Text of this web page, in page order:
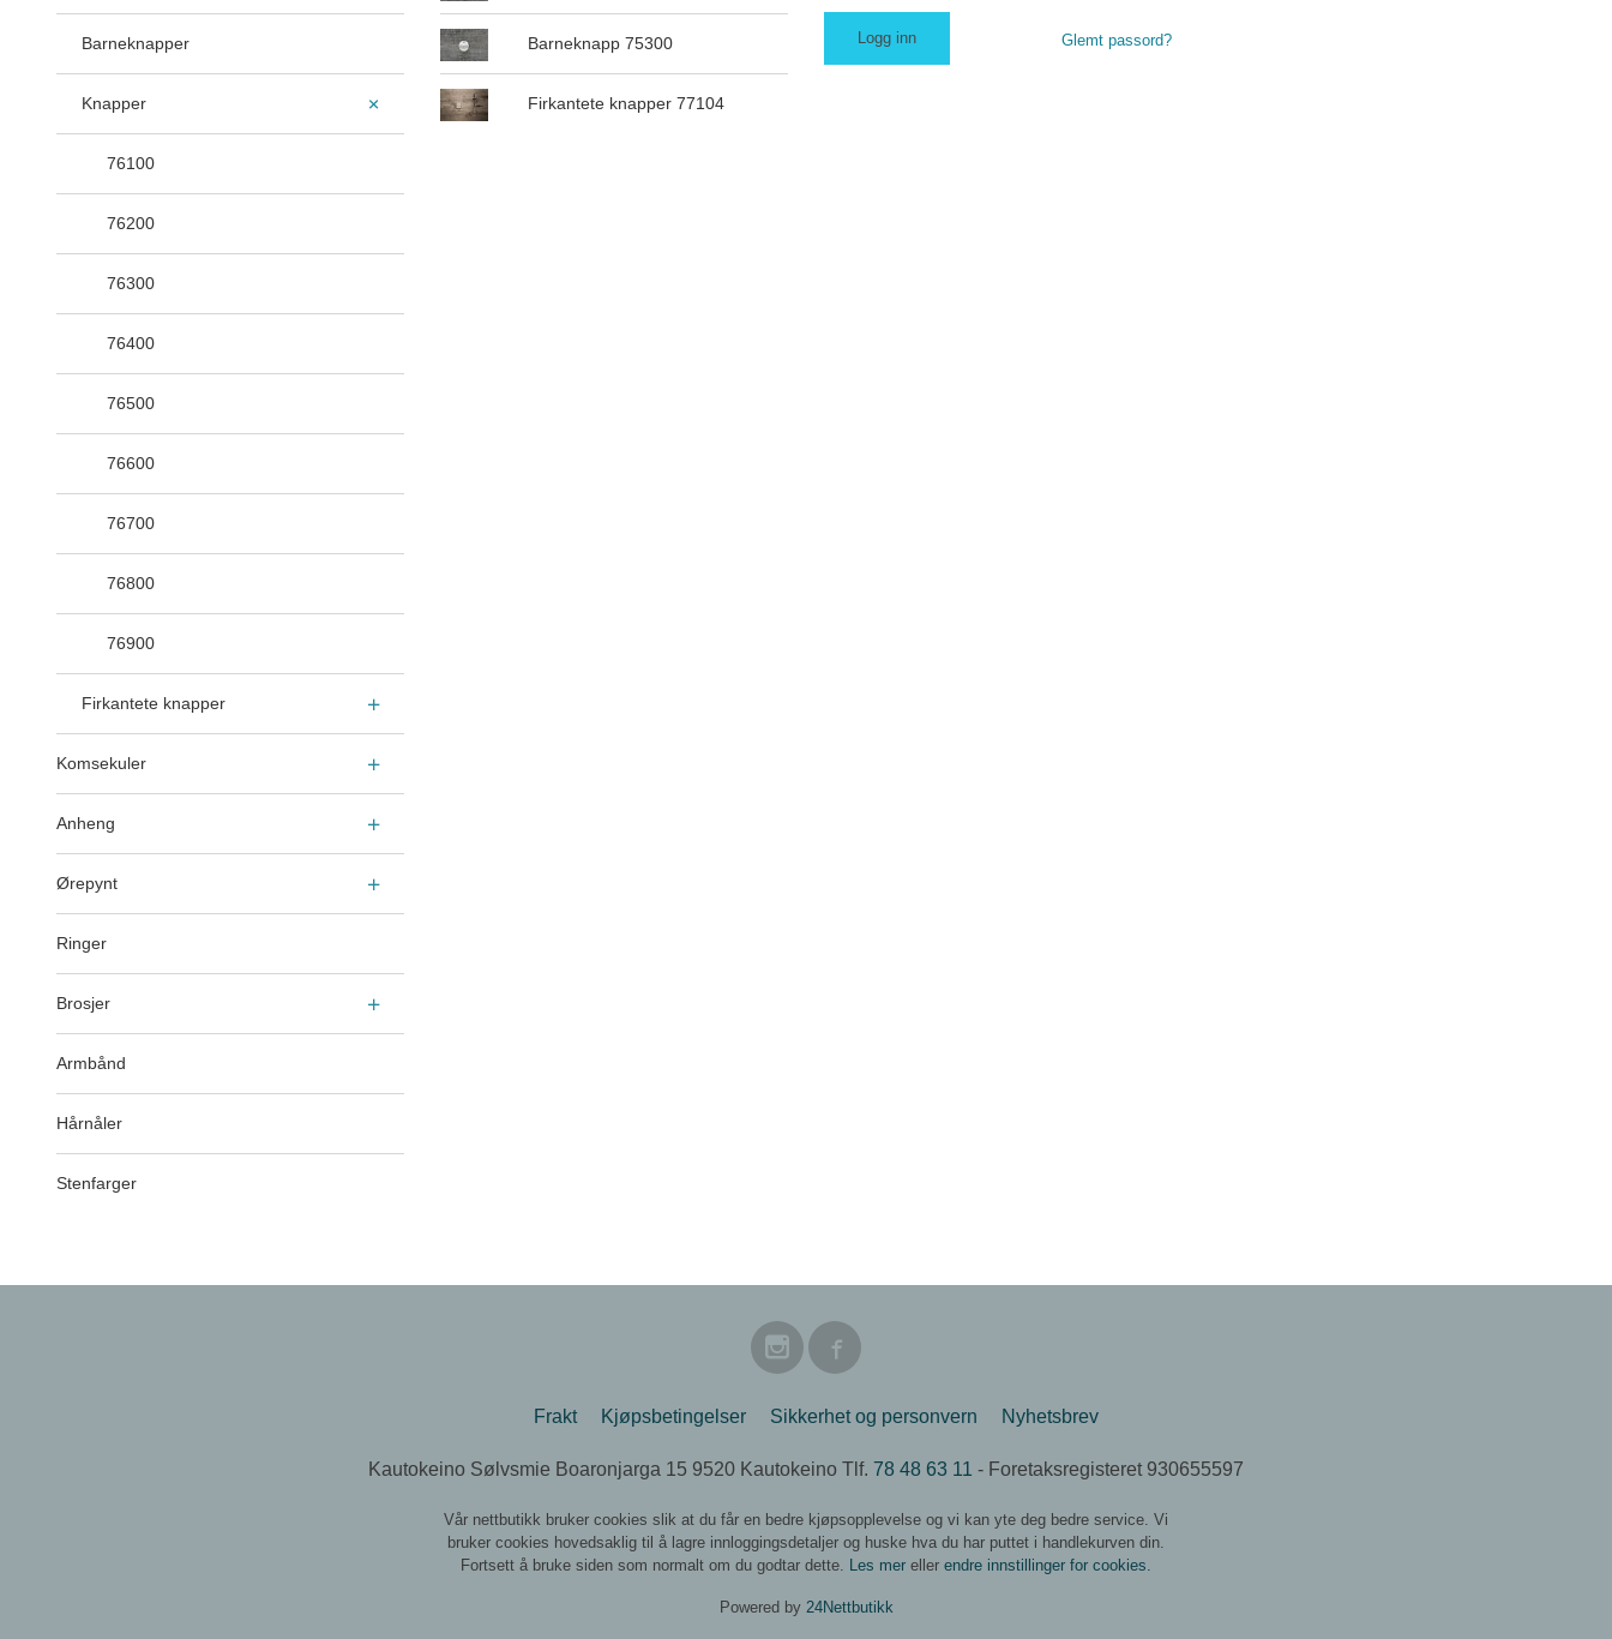
Barneknapper
Knapper
76100
76200
76300
76400
76500
76600
76700
76800
76900
Firkantete knapper
Komsekuler
Anheng
Ørepynt
Ringer
Brosjer
Armbånd
Hårnåler
Stenfarger
Barneknapp 75300
Firkantete knapper 77104
Glemt passord?
Frakt Kjøpsbetingelser Sikkerhet og personvern Nyhetsbrev
Kautokeino Sølvsmie Boaronjarga 15 9520 Kautokeino Tlf. 78 48 63 11 - Foretaksregisteret 930655597
Vår nettbutikk bruker cookies slik at du får en bedre kjøpsopplevelse og vi kan yte deg bedre service. Vi
bruker cookies hovedsaklig til å lagre innloggingsdetaljer og huske hva du har puttet i handlekurven din.
Fortsett å bruke siden som normalt om du godtar dette. Les mer eller endre innstillinger for cookies.
Powered by 24Nettbutikk